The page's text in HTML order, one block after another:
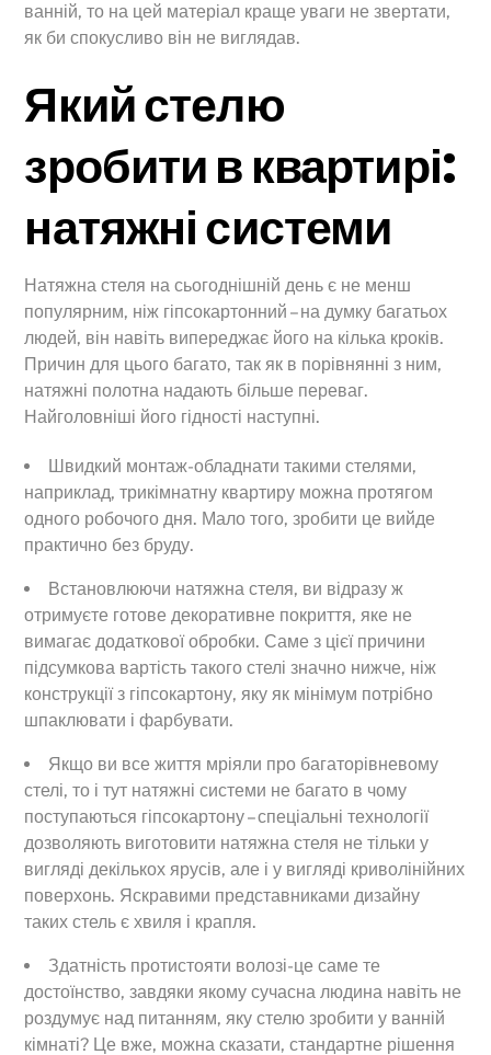
ванній, то на цей матеріал краще уваги не звертати,
як би спокусливо він не виглядав.
Який стелю
зробити в квартирі:
натяжні системи
Натяжна стеля на сьогоднішній день є не менш
популярним, ніж гіпсокартонний – на думку багатьох
людей, він навіть випереджає його на кілька кроків.
Причин для цього багато, так як в порівнянні з ним,
натяжні полотна надають більше переваг.
Найголовніші його гідності наступні.
Швидкий монтаж-обладнати такими стелями,
наприклад, трикімнатну квартиру можна протягом
одного робочого дня. Мало того, зробити це вийде
практично без бруду.
Встановлюючи натяжна стеля, ви відразу ж
отримуєте готове декоративне покриття, яке не
вимагає додаткової обробки. Саме з цієї причини
підсумкова вартість такого стелі значно нижче, ніж
конструкції з гіпсокартону, яку як мінімум потрібно
шпаклювати і фарбувати.
Якщо ви все життя мріяли про багаторівневому
стелі, то і тут натяжні системи не багато в чому
поступаються гіпсокартону – спеціальні технології
дозволяють виготовити натяжна стеля не тільки у
вигляді декількох ярусів, але і у вигляді криволінійних
поверхонь. Яскравими представниками дизайну
таких стель є хвиля і крапля.
Здатність протистояти волозі-це саме те
достоїнство, завдяки якому сучасна людина навіть не
роздумує над питанням, яку стелю зробити у ванній
кімнаті? Це вже, можна сказати, стандартне рішення